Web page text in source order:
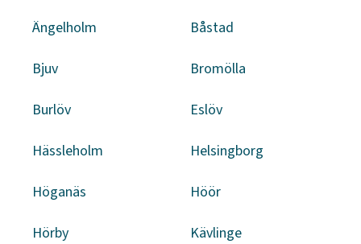
Ängelholm Båstad
Bjuv Bromölla
Burlöv Eslöv
Hässleholm Helsingborg
Höganäs Höör
Hörby Kävlinge